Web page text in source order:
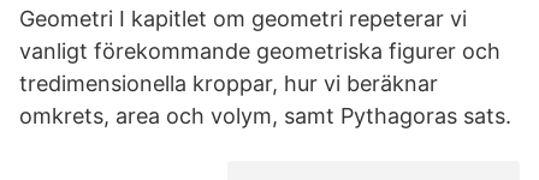
Geometri I kapitlet om geometri repeterar vi
vanligt förekommande geometriska figurer och
tredimensionella kroppar, hur vi beräknar
omkrets, area och volym, samt Pythagoras sats.